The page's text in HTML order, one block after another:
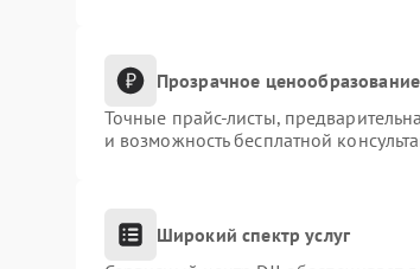
Прозрачное
Точные прайс-листы,
и возможность бесплатной
Широкий спектр услуг